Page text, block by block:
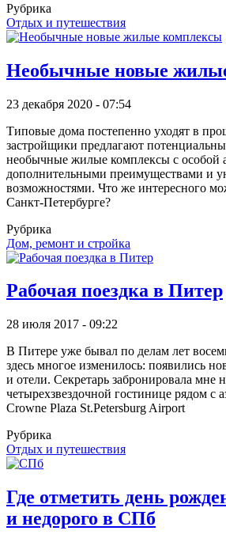
Рубрика
Отдых и путешествия
Необычные новые
23 декабря 2020 - 07:54
Типовые дома постепенно уходят в
застройщики предлагают
необычные жилые комплексы с особой
дополнительными преимуществами и
возможностями. Что же интересного
Санкт-Петербурге?
Рубрика
Дом, ремонт и стройка
Рабочая поездка в Питер
28 июля 2017 - 09:22
В Питере уже бывал по делам лет
здесь многое изменилось: появились
и отели. Секретарь забронировала мне
четырехзвездочной гостинице рядом с
Crowne Plaza St.Petersburg Airport
Рубрика
Отдых и путешествия
Где отметить день
и недорого в СПб